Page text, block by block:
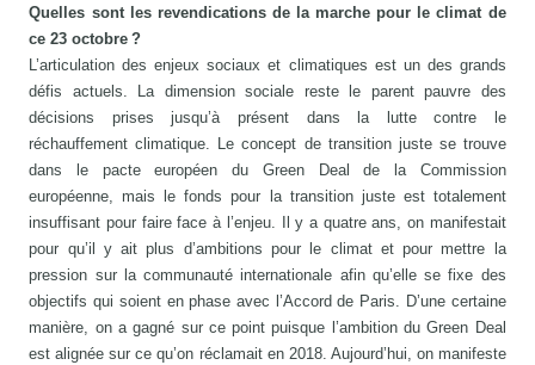
Quelles sont les revendications de la marche pour le climat de
ce 23 octobre ?
L’articulation des enjeux sociaux et climatiques est un des grands
défis actuels. La dimension sociale reste le parent pauvre des
décisions prises jusqu’à présent dans la lutte contre le
réchauffement climatique. Le concept de transition juste se trouve
dans le pacte européen du Green Deal de la Commission
européenne, mais le fonds pour la transition juste est totalement
insuffisant pour faire face à l’enjeu. Il y a quatre ans, on manifestait
pour qu’il y ait plus d’ambitions pour le climat et pour mettre la
pression sur la communauté internationale afin qu’elle se fixe des
objectifs qui soient en phase avec l’Accord de Paris. D’une certaine
manière, on a gagné sur ce point puisque l’ambition du Green Deal
est alignée sur ce qu’on réclamait en 2018. Aujourd’hui, on manifeste